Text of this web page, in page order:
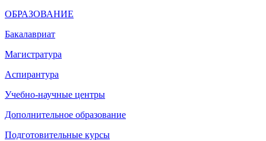
ОБРАЗОВАНИЕ
Бакалавриат
Магистратура
Аспирантура
Учебно-научные центры
Дополнительное образование
Подготовительные курсы